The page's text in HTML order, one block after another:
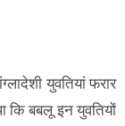
युवतियां फरार
बबलू इन युवतियों